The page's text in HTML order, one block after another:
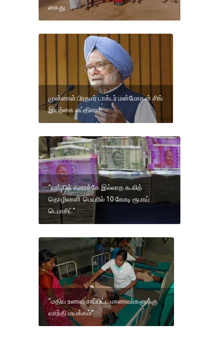
கைது.
முன்னாள் பிரதமர் டாக்டர் மன்மோகன் சிங்
இயற்கை எய்தினார்.
"வங்கிக் கணக்கே இல்லாத கூலித்
தொழிலாளி பெயரில் 10 கோடி ரூபாய்
டெபாசிட்"
“மதிய உணவு சாப்பிட்ட மாணவர்களுக்கு
வாந்தி மயக்கம்”